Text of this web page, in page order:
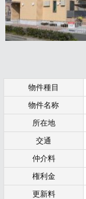
物件種目
物件名称
所在地
交通
仲介料
権利金
更新料